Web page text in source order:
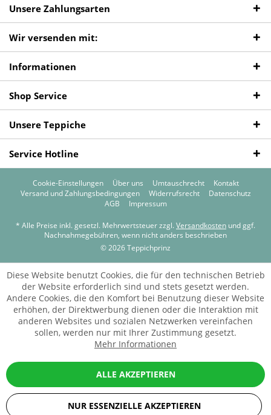
Unsere Zahlungsarten
Wir versenden mit:
Informationen
Shop Service
Unsere Teppiche
Service Hotline
Cookie-Einstellungen Über uns Umtauschrecht
Kontakt
Versand und Zahlungsbedingungen
Widerrufsrecht
Datenschutz
AGB
Impressum
* Alle Preise inkl. gesetzl. Mehrwertsteuer zzgl. Versandkosten und ggf.
Nachnahmegebühren, wenn nicht anders beschrieben
© 2026 Teppichprinz
Diese Website benutzt Cookies, die für den technischen Betrieb
der Website erforderlich sind und stets gesetzt werden.
Andere Cookies, die den Komfort bei Benutzung dieser Website
erhöhen, der Direktwerbung dienen oder die Interaktion mit
anderen Websites und sozialen Netzwerken vereinfachen
sollen, werden nur mit Ihrer Zustimmung gesetzt.
Mehr Informationen
NUR ESSENZIELLE AKZEPTIEREN
ALLE AKZEPTIEREN